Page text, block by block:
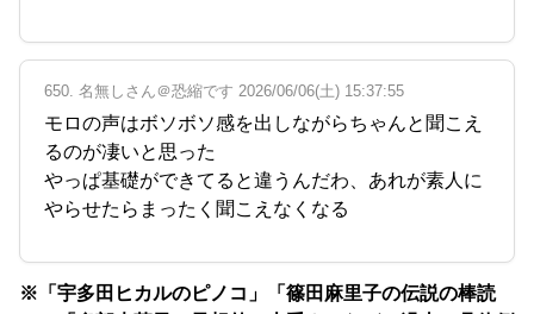
650. 名無しさん＠恐縮です 2026/06/06(土) 15:37:55
モロの声はボソボソ感を出しながらちゃんと聞こえ
るのが凄いと思った
やっぱ基礎ができてると違うんだわ、あれが素人に
やらせたらまったく聞こえなくなる
※「宇多田ヒカルのピノコ」「篠田麻里子の伝説の棒読